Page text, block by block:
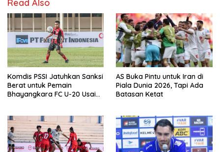
Read Also
Komdis PSSI Jatuhkan Sanksi
Berat untuk Pemain
Bhayangkara FC U-20 Usai
AS Buka Pintu untuk Iran di
Piala Dunia 2026, Tapi Ada
Batasan Ketat